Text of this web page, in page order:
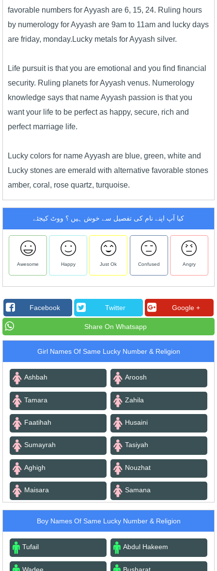
favorable numbers for Ayyash are 6, 15, 24. Ruling hours
by numerology for Ayyash are 9am to 11am and lucky days
are friday, monday.Lucky metals for Ayyash silver.
Life pursuit is that you are emotional and you find financial
security. Ruling planets for Ayyash venus. Numerology
knowledge says that name Ayyash passion is that you
want your life to be perfect as happy, secure, rich and
perfect marriage life.
Lucky colors for name Ayyash are blue, green, white and
Lucky stones are emerald with alternative favorable stones
amber, coral, rose quartz, turquoise.
کیا آپ اپنے نام کی تفصیل سے خوش ہیں ؟ ووٹ کیجئے
Awesome Happy Just Ok Confused Angry
Facebook Twitter Google +
Share On Whatsapp
Girl Names Of Same Lucky Number & Religion
Ashbah Aroosh
Tamara Zahila
Faatihah Husaini
Sumayrah Tasiyah
Aghigh Nouzhat
Maisara Samana
Boy Names Of Same Lucky Number & Religion
Tufail Abdul Hakeem
Wadee Busharat